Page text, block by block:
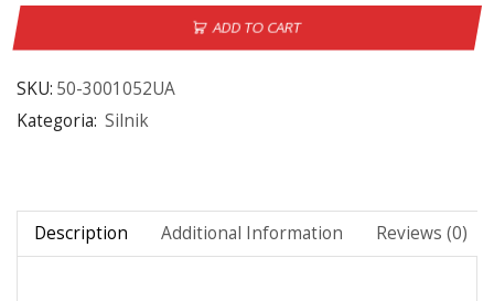
ADD TO CART
SKU: 50-3001052UA
Kategoria: Silnik
Description Additional Information Reviews (0)